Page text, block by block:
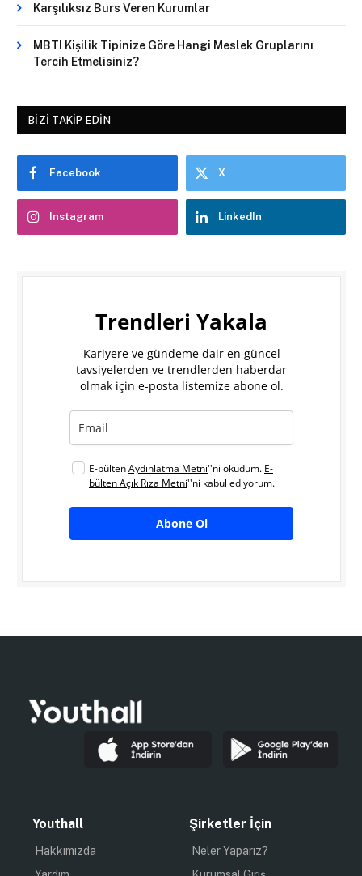
Karşılıksız Burs Veren Kurumlar
MBTI Kişilik Tipinize Göre Hangi Meslek Gruplarını
Tercih Etmelisiniz?
BIZI TAKIP EDIN
Facebook X
Instagram LinkedIn
Trendleri Yakala
Kariyere ve gündeme dair en güncel
tavsiyelerden ve trendlerden haberdar
olmak için e-posta listemize abone ol.
E-bültenAydınlatma Metni''ni okudum. E-
bülten Açık Rıza Metni''ni kabul ediyorum.
Abone Ol
Youthall
Hakkımızda
Şirketler İçin
Neler Yaparız?